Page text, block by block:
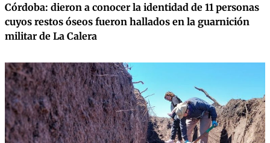
Córdoba: dieron a conocer la identidad de 11 personas
cuyos restos óseos fueron hallados en la guarnición
militar de La Calera